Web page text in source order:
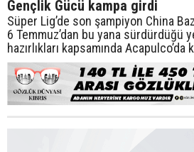
Gençlik Gücü kampa girdi
Süper Lig’de son şampiyon China
6 Temmuz’dan bu yana sürdürdüğü
hazırlıkları kapsamında Acapulco’da